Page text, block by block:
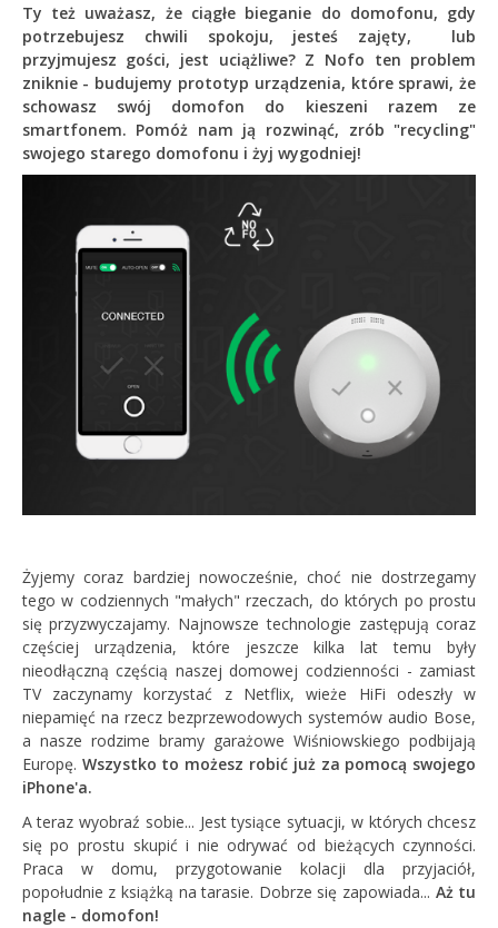
Ty też uważasz, że ciągłe bieganie do domofonu, gdy
potrzebujesz chwili spokoju, jesteś zajęty, lub
przyjmujesz gości, jest uciążliwe? Z Nofo ten problem
zniknie - budujemy prototyp urządzenia, które sprawi, że
schowasz swój domofon do kieszeni razem ze
smartfonem. Pomóż nam ją rozwinąć, zrób "recycling"
swojego starego domofonu i żyj wygodniej!
Żyjemy coraz bardziej nowocześnie, choć nie dostrzegamy
tego w codziennych "małych" rzeczach, do których po prostu
się przyzwyczajamy. Najnowsze technologie zastępują coraz
częściej urządzenia, które jeszcze kilka lat temu były
nieodłączną częścią naszej domowej codzienności - zamiast
TV zaczynamy korzystać z Netflix, wieże HiFi odeszły w
niepamięć na rzecz bezprzewodowych systemów audio Bose,
a nasze rodzime bramy garażowe Wiśniowskiego podbijają
Europę. Wszystko to możesz robić już za pomocą swojego
iPhone'a.
A teraz wyobraź sobie... Jest tysiące sytuacji, w których chcesz
się po prostu skupić i nie odrywać od bieżących czynności.
Praca w domu, przygotowanie kolacji dla przyjaciół,
popołudnie z książką na tarasie. Dobrze się zapowiada... Aż tu
nagle - domofon!